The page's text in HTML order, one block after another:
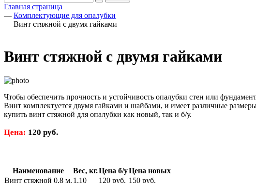
Главная страница
— Комплектующие для опалубки
— Винт стяжной с двумя гайками
Винт стяжной с двумя гайками
Чтобы обеспечить прочность и устойчивость опалубки стен или
Винт комплектуется двумя гайками и шайбами, и имеет различные
купить винт стяжной для опалубки как новый, так и б/у.
Цена: 120 руб.
Наименование Вес, кг.Цена б/уЦена новых
Винт стяжной 0.8 м. 1,10 120 руб. 150 руб.